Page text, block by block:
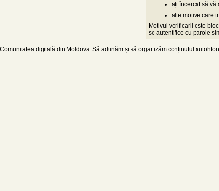
ați încercat să vă
alte motive care
Motivul verificarii este
se autentifice cu parole
Comunitatea digitală din Moldova. Să adunăm și să organizăm conținutul